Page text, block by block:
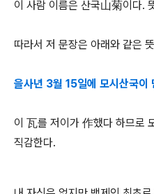
이 사람 이름은 산국山菊이다.
따라서 저 문장은 아래와 같은
을사년 3월 15일에 모시산국이
이 瓦를 저이가 作했다 하므로
직감한다.